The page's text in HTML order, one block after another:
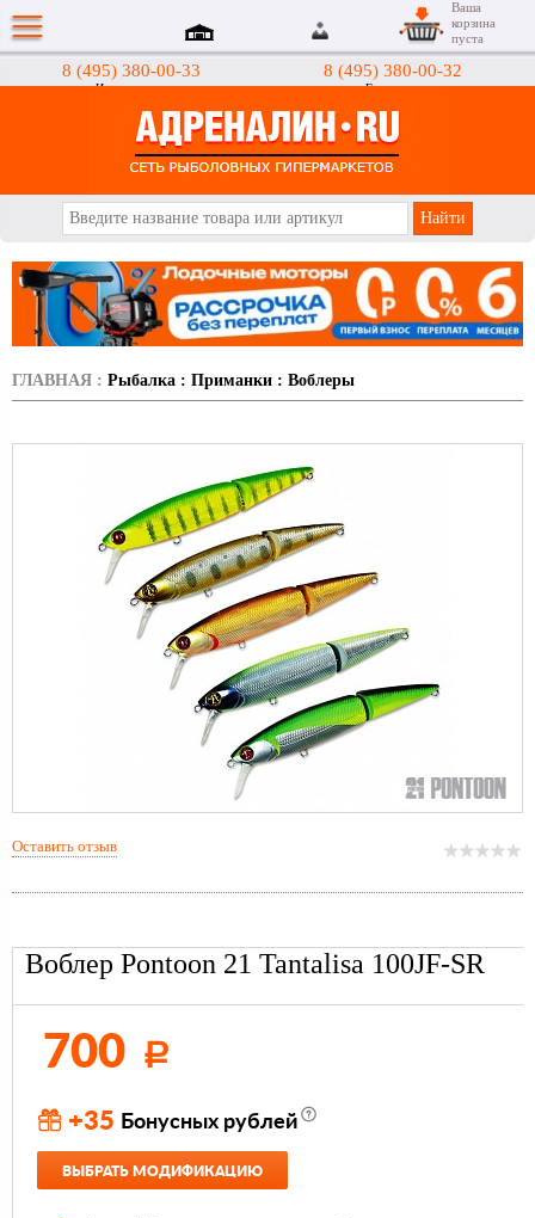
8 (495) 380-00-33
Интернет-магазин
8 (495) 380-00-32
Гипермаркеты
Ваша
корзина
пуста
ГЛАВНАЯ : Рыбалка : Приманки : Воблеры
Воблер Pontoon 21 Tantalisa 100JF-SR
700 Р
+35 Бонусных рублей
ВЫБРАТЬ МОДИФИКАЦИЮ
Оставить отзыв